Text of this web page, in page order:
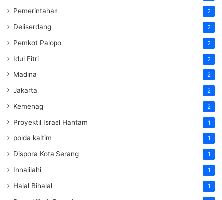
Pemerintahan 2
Deliserdang 2
Pemkot Palopo 2
Idul Fitri 2
Madina 2
Jakarta 2
Kemenag 2
Proyektil Israel Hantam 1
polda kaltim 1
Dispora Kota Serang 1
Innalilahi 1
Halal Bihalal 1